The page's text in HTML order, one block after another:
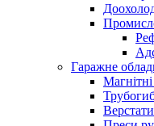
Гаражне